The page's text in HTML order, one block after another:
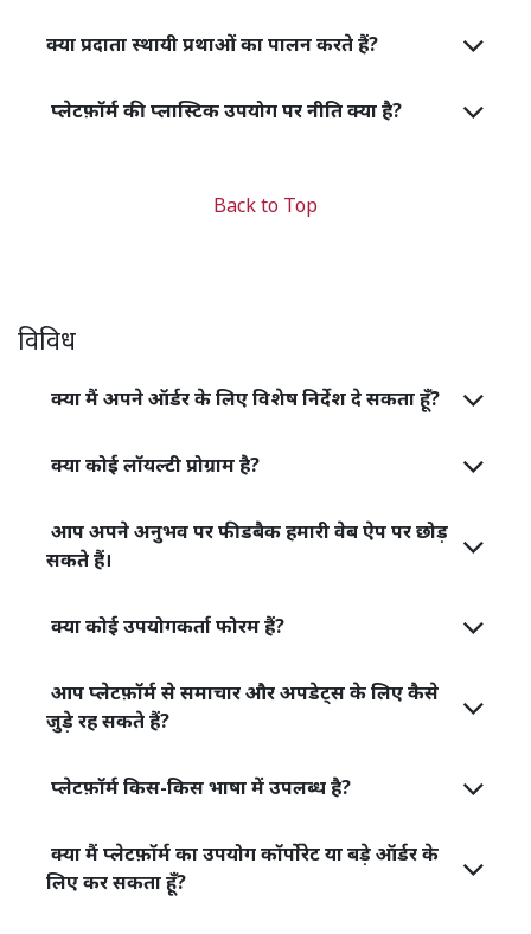
प्लेटफ़ॉर्म की प्लास्टिक उपयोग पर नीति क्या है?
Back to Top
विविध
क्या मैं अपने ऑर्डर के लिए विशेष निर्देश दे सकता हूँ?
क्या कोई लॉयल्टी प्रोग्राम है?
आप अपने अनुभव पर फीडबैक हमारी वेब ऐप पर छोड़
सकते हैं।
क्या कोई उपयोगकर्ता फोरम हैं?
आप प्लेटफ़ॉर्म से समाचार और अपडेट्स के लिए कैसे
जुड़े रह सकते हैं?
प्लेटफ़ॉर्म किस-किस भाषा में उपलब्ध है?
क्या मैं प्लेटफ़ॉर्म का उपयोग कॉर्पोरेट या बड़े ऑर्डर के
लिए कर सकता हूँ?